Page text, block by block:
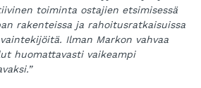
toiminta ostajien etsimisessä
rakenteissa ja rahoitusratkaisuissa
Ilman Markon vahvaa
huomattavasti vaikeampi